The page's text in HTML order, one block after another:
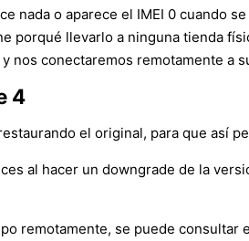
nada o aparece el IMEI 0
porqué llevarlo a ninguna tienda
conectaremos remotamente a
4
el original, para que así
al hacer un downgrade de la
remotamente, se puede